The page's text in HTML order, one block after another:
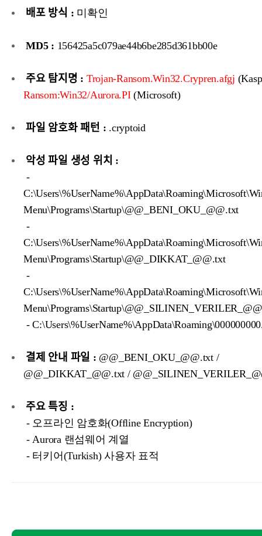
배포 방식 : 미확인
MD5 : 156425a5c079ae44b6be285d361bb00e
주요 탐지명 : Trojan-Ransom.Win32.Crypren.afgj
Ransom:Win32/Aurora.PI(Microsoft)
파일 암호화 패턴 : .cryptoid
악성 파일 생성 위치 :
-
Menu\Programs\Startup\@@_BENI_OKU_@@.txt
-
Menu\Programs\Startup\@@_DIKKAT_@@.txt
-
-
결제 안내 파일 : @@_BENI_OKU_@@.txt /
@@_DIKKAT_@@.txt /
주요 특징 :
- 오프라인 암호화(Offline Encryption)
- Aurora 랜섬웨어 계열
- 터키어(Turkish) 사용자 표적